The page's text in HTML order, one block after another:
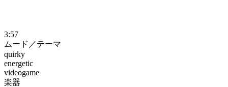
3:57
ムード／テーマ
quirky
energetic
videogame
楽器